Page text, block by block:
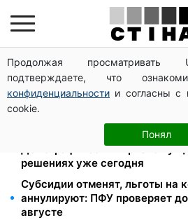
Продолжая просматривать
подтверждаете, что
конфиденциальности и согласны с
cookie.
Понял
Работаете полный день —
объяснил условия помощи на
113 млрд грн задолжали
830 тысяч производств в
Директор ДОЗ Киева Татьяна
Демографический кризис
решениях уже сегодня
Субсидии отменят, льготы на
аннулируют: ПФУ проверяет
августе